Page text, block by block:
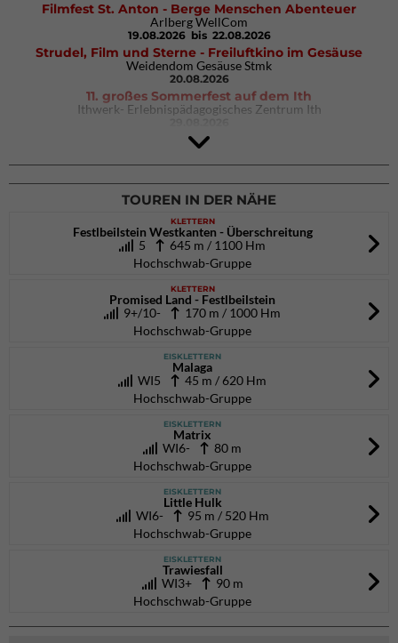
Filmfest St. Anton - Berge Menschen Abenteuer
Arlberg WellCom
19.08.2026 bis 22.08.2026
Strudel, Film und Sterne - Freiluftkino im Gesäuse
Weidendom Gesäuse Stmk
20.08.2026
11. großes Sommerfest auf dem Ith
Ithwerk- Erlebnispädagogisches Zentrum Ith
4Blocs KIDS 2026
DAV Kletter- & Boulderzentrum München Süd (Thalkirchen)
26.09.2026
TOUREN IN DER NÄHE
KLETTERN
Festlbeilstein Westkanten - Überschreitung
5
645 m / 1100 Hm
Hochschwab-Gruppe
KLETTERN
Promised Land - Festlbeilstein
9+/10-
170 m / 1000 Hm
Hochschwab-Gruppe
EISKLETTERN
Malaga
WI5
45 m / 620 Hm
Hochschwab-Gruppe
EISKLETTERN
Matrix
WI6-
80 m
Hochschwab-Gruppe
EISKLETTERN
Little Hulk
WI6- 95 m / 520 Hm
Hochschwab-Gruppe
EISKLETTERN
Trawiesfall
WI3+ 90 m
Hochschwab-Gruppe